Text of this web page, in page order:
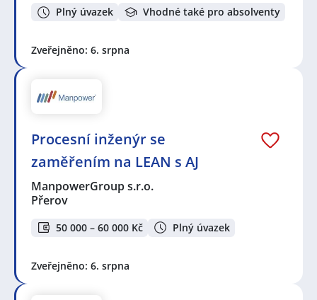
Plný úvazek Vhodné také pro absolventy
Zveřejněno: 6. srpna
Procesní inženýr se
zaměřením na LEAN s AJ
ManpowerGroup s.r.o.
Přerov
50 000 – 60 000 Kč Plný úvazek
Zveřejněno: 6. srpna